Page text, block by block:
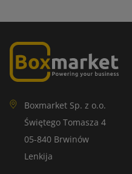
Boxmarket Sp. z o.o.
Świętego Tomasza 4
05-840 Brwinów
Lenkija